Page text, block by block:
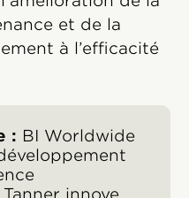
et de la
à l’efficacité
: BI Worldwide
innove